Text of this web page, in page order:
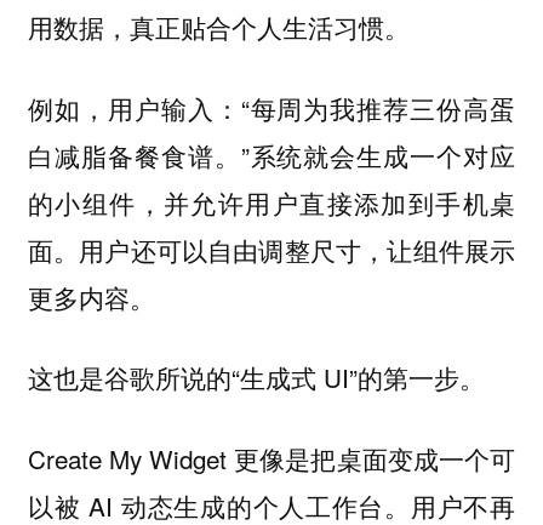
用数据，真正贴合个人生活习惯。
例如，用户输入：“每周为我推荐三份高蛋
白减脂备餐食谱。”系统就会生成一个对应
的小组件，并允许用户直接添加到手机桌
面。用户还可以自由调整尺寸，让组件展示
更多内容。
这也是谷歌所说的“生成式 UI”的第一步。
Create My Widget 更像是把桌面变成一个可
以被 AI 动态生成的个人工作台。用户不再